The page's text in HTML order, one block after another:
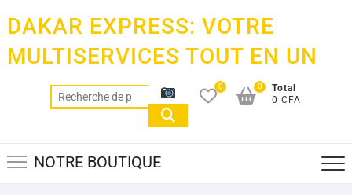
content
DAKAR EXPRESS: VOTRE
MULTISERVICES TOUT EN UN
Recherche
pour :
0
Total
0 CFA
0
NOTRE BOUTIQUE